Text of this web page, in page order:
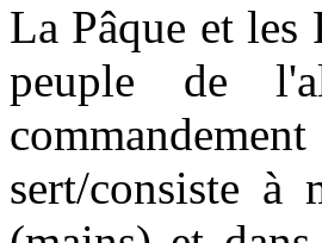
La Pâque et les
peuple de
sert/consiste à